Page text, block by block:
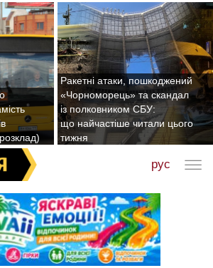
Ракетні атаки, пошкоджений
«Чорноморець» та скандал
із полковником СБУ:
що найчастіше читали цього
тижня
рус